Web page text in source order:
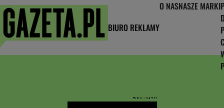
BIURO REKLAMY
O NASNASZE MARKI